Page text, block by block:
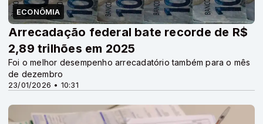
ECONÔMIA
23/01/2026 • 10:31
Arrecadação federal bate recorde de R$
2,89 trilhões em 2025
Foi o melhor desempenho arrecadatório também para o mês
de dezembro